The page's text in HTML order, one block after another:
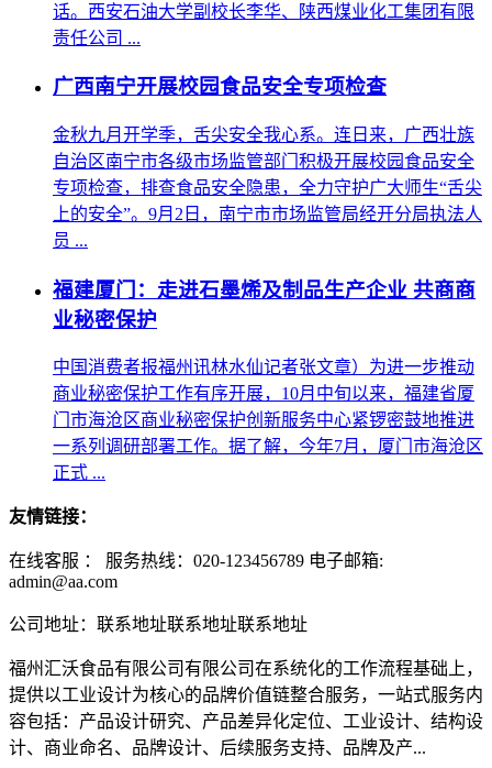
话。西安石油大学副校长李华、陕西煤业化工集团有限
责任公司 ...
广西南宁开展校园食品安全专项检查
金秋九月开学季，舌尖安全我心系。连日来，广西壮族
自治区南宁市各级市场监管部门积极开展校园食品安全
专项检查，排查食品安全隐患，全力守护广大师生“舌尖
上的安全”。9月2日，南宁市市场监管局经开分局执法人
员 ...
福建厦门：走进石墨烯及制品生产企业 共商商
业秘密保护
中国消费者报福州讯林水仙记者张文章）为进一步推动
商业秘密保护工作有序开展，10月中旬以来，福建省厦
门市海沧区商业秘密保护创新服务中心紧锣密鼓地推进
一系列调研部署工作。据了解，今年7月，厦门市海沧区
正式 ...
友情链接：
在线客服 ：
服务热线：020-123456789 电子邮箱:
admin@aa.com
公司地址：联系地址联系地址联系地址
福州汇沃食品有限公司有限公司在系统化的工作流程基础上，
提供以工业设计为核心的品牌价值链整合服务，一站式服务内
容包括：产品设计研究、产品差异化定位、工业设计、结构设
计、商业命名、品牌设计、后续服务支持、品牌及产...